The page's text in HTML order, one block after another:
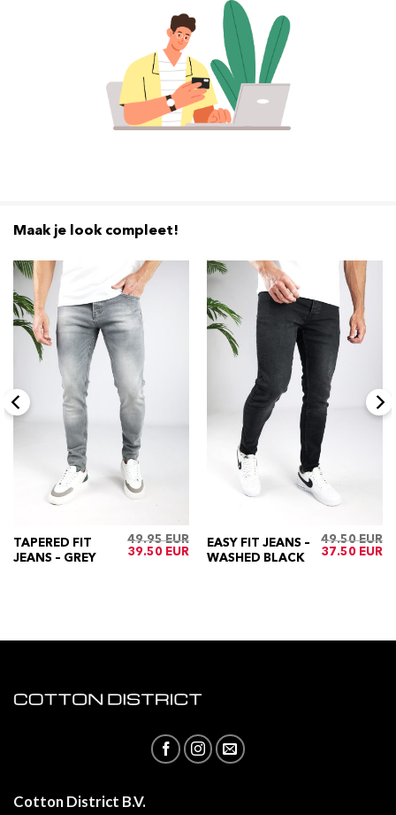
Maak je look compleet!
TAPERED FIT
JEANS – GREY
49.95
Oorspronkelijke
39.50
Huidige
prijs
EASY FIT JEANS –
WASHED BLACK
49.50
37.50
Cotton District B.V.